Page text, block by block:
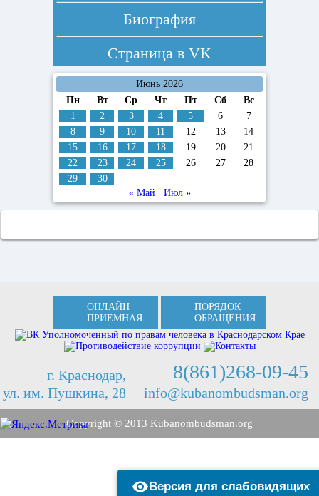
Биография
Страница в VK
Июнь 2026
Пн
Вт Ср Чт Пт Сб
Вс
1
2 3 4 5 6
7
8
9 10 11 12 13
14
15
16 17 18 19 20
21
22
23 24 25 26 27
28
29
30
« Май
Июл »
ОНЛАЙН
ПРИЕМНАЯ
ПОРЯДОК
ОБРАЩЕНИЯ
г. Краснодар,
ул. им. Пушкина, 28
8(861)268-09-45
info@kubanombudsman.org
Copyright © 2013 Kubanombudsman.org
Версия для слабовидящих